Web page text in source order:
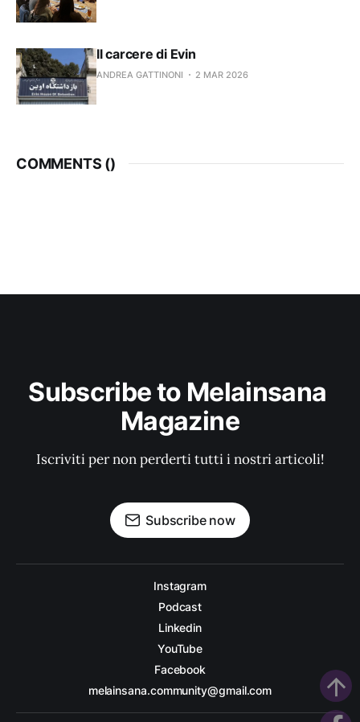
arrow_upward
Il carcere di Evin
ANDREA GATTINONI 2 MAR 2026
COMMENTS ()
Subscribe to Melainsana
Magazine
Iscriviti per non perderti tutti i nostri articoli!
Subscribe now
Instagram
Podcast
Linkedin
YouTube
Facebook
melainsana.community@gmail.com